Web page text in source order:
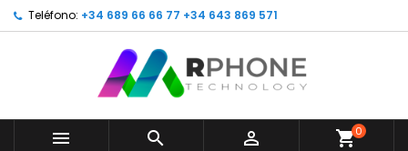
Teléfono: +34 689 66 66 77 +34 643 869 571
   shopping_cart0